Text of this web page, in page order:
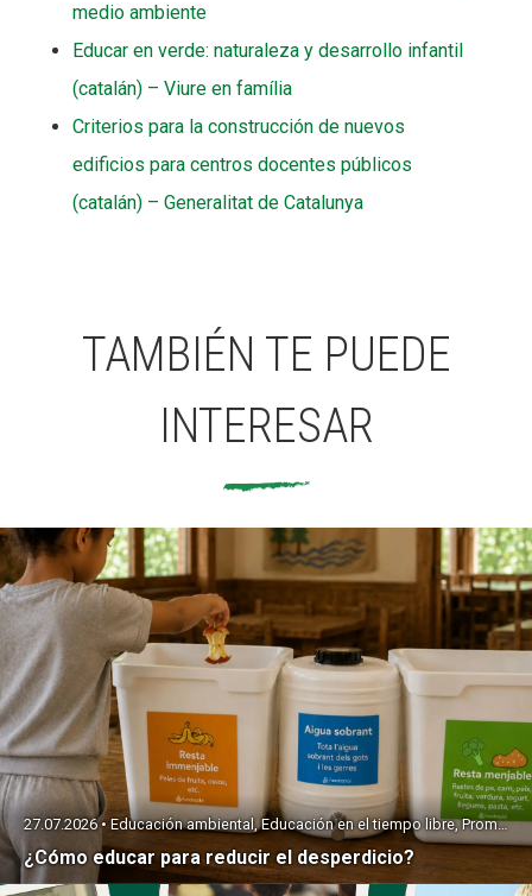
medio ambiente
Educar en verde: naturaleza y desarrollo infantil
(catalán) – Viure en família
Criterios para la construcción de nuevos
edificios para centros docentes públicos
(catalán) – Generalitat de Catalunya
TAMBIÉN TE PUEDE
INTERESAR
¿Cómo educar para reducir el desperdicio?
27.07.2026 • Educación ambiental, Educación en el tiempo libre, Promoción de la salud